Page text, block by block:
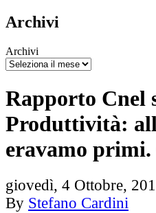
Archivi
Archivi
Rapporto Cnel
Produttività:
eravamo
giovedì, 4 Ottobre,
By Stefano Cardini